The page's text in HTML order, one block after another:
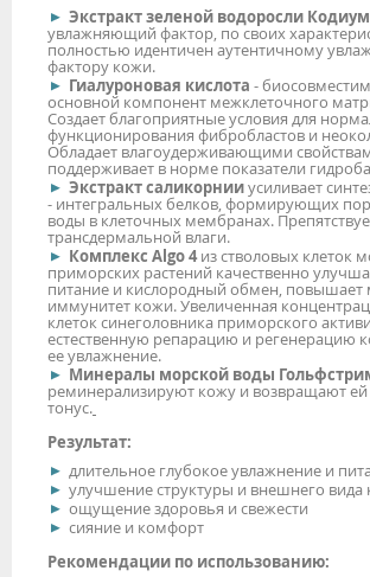
Экстракт зеленой водоросли Кодиум
увлажняющий фактор, по своих
полностью идентичен аутентичному
фактору кожи.
Гиалуроновая кислота -
основной компонент межклеточного
Создает благоприятные условия для
функционирования фибробластов и
Обладает влагоудерживающими
поддерживает в норме показатели
Экстракт саликорнииусиливает
- интегральных белков, формирующих
воды в клеточных мембранах.
трансдермальной влаги.
Комплекс Algo4из стволовых клеток
приморских растений качественно
питание и кислородный обмен, повышает
иммунитет кожи. Увеличенная
клеток синеголовника приморского
естественную репарацию и регенерацию
ее увлажнение.
Минералы морской воды
реминерализируют кожу и возвращают
тонус.
Результат:
длительное глубокое увлажнение и
улучшение структуры и внешнего вида
ощущение здоровья и свежести
сияние и комфорт
Рекомендации по использованию: